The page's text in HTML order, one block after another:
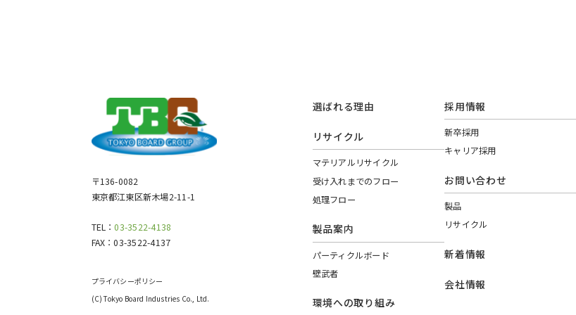
〒136-0082
東京都江東区新木場2-11-1
TEL：03-3522-4138
FAX：03-3522-4137
プライバシーポリシー
(C) Tokyo Board Industries Co., Ltd.
選ばれる理由
リサイクル
マテリアルリサイクル
受け入れまでのフロー
処理フロー
製品案内
パーティクルボード
壁武者
環境への取り組み
採用情報
新卒採用
キャリア採用
お問い合わせ
製品
リサイクル
新着情報
会社情報